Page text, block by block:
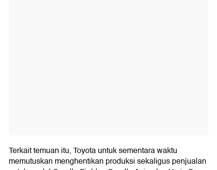
Terkait temuan itu, Toyota untuk sementara waktu
memutuskan menghentikan produksi sekaligus penjualan